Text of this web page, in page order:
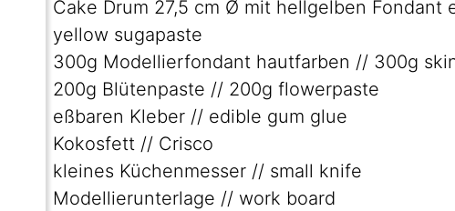
Cake Drum 27,5 cm Ø mit hellgelben
yellow sugapaste
300g Modellierfondant hautfarben // 300g
200g Blütenpaste // 200g flowerpaste
eßbaren Kleber // edible gum glue
Kokosfett // Crisco
kleines Küchenmesser // small knife
Modellierunterlage // work board